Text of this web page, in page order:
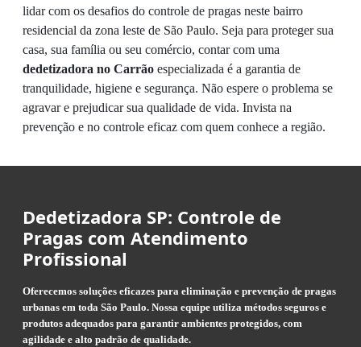
lidar com os desafios do controle de pragas neste bairro
residencial da zona leste de São Paulo. Seja para proteger sua
casa, sua família ou seu comércio, contar com uma
dedetizadora no Carrão especializada é a garantia de
tranquilidade, higiene e segurança. Não espere o problema se
agravar e prejudicar sua qualidade de vida. Invista na
prevenção e no controle eficaz com quem conhece a região.
Dedetizadora SP: Controle de
Pragas com Atendimento
Profissional
Oferecemos soluções eficazes para eliminação e prevenção de pragas
urbanas em toda São Paulo. Nossa equipe utiliza métodos seguros e
produtos adequados para garantir ambientes protegidos, com
agilidade e alto padrão de qualidade.